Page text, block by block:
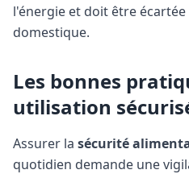
l'énergie et doit être
domestique.
Les bonnes
utilisation
Assurer la sécurité
quotidien demande une